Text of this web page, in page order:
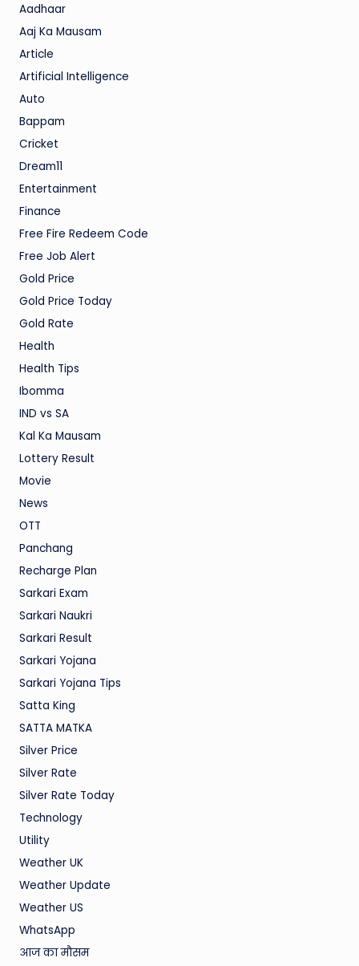
Aadhaar
Aaj Ka Mausam
Article
Artificial Intelligence
Auto
Bappam
Cricket
Dream11
Entertainment
Finance
Free Fire Redeem Code
Free Job Alert
Gold Price
Gold Price Today
Gold Rate
Health
Health Tips
Ibomma
IND vs SA
Kal Ka Mausam
Lottery Result
Movie
News
OTT
Panchang
Recharge Plan
Sarkari Exam
Sarkari Naukri
Sarkari Result
Sarkari Yojana
Sarkari Yojana Tips
Satta King
SATTA MATKA
Silver Price
Silver Rate
Silver Rate Today
Technology
Utility
Weather UK
Weather Update
Weather US
WhatsApp
आज का मौसम